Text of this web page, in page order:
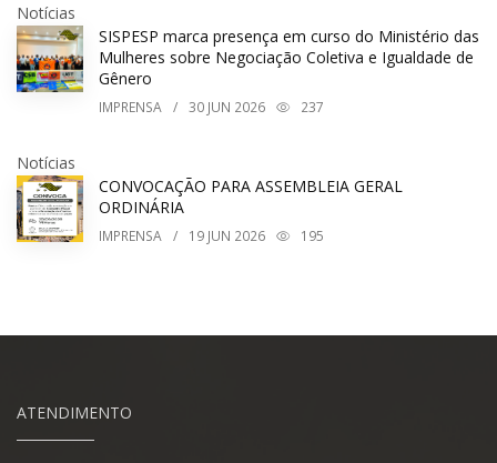
Notícias
SISPESP marca presença em curso do Ministério das
Mulheres sobre Negociação Coletiva e Igualdade de
Gênero
IMPRENSA / 30 JUN 2026 237
Notícias
CONVOCAÇÃO PARA ASSEMBLEIA GERAL
ORDINÁRIA
IMPRENSA / 19 JUN 2026 195
ATENDIMENTO